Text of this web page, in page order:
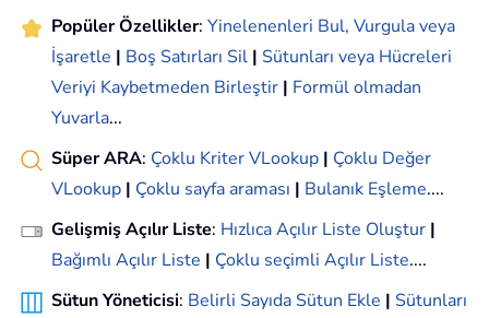
Popüler Özellikler: Yinelenenleri Bul, Vurgula veya
İşaretle | Boş Satırları Sil | Sütunları veya Hücreleri
Veriyi Kaybetmeden Birleştir | Formül olmadan
Yuvarla...
Süper ARA: Çoklu Kriter VLookup | Çoklu Değer
VLookup | Çoklu sayfa araması | Bulanık Eşleme....
Gelişmiş Açılır Liste: Hızlıca Açılır Liste Oluştur |
Bağımlı Açılır Liste | Çoklu seçimli Açılır Liste....
Sütun Yöneticisi: Belirli Sayıda Sütun Ekle | Sütunları